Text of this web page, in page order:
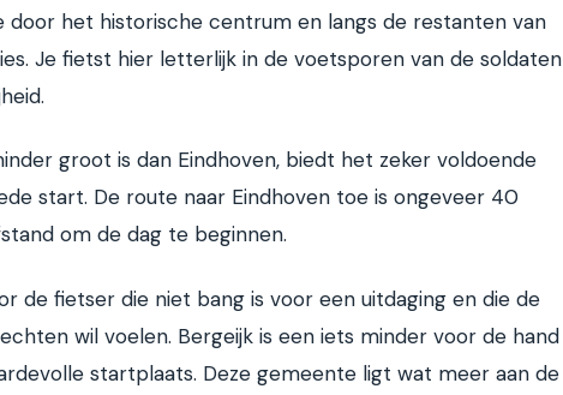
door het historische centrum en langs de restanten van
Je fietst hier letterlijk in de voetsporen van de soldaten
groot is dan Eindhoven, biedt het zeker voldoende
start. De route naar Eindhoven toe is ongeveer 40
om de dag te beginnen.
de fietser die niet bang is voor een uitdaging en die de
wil voelen. Bergeijk is een iets minder voor de hand
startplaats. Deze gemeente ligt wat meer aan de